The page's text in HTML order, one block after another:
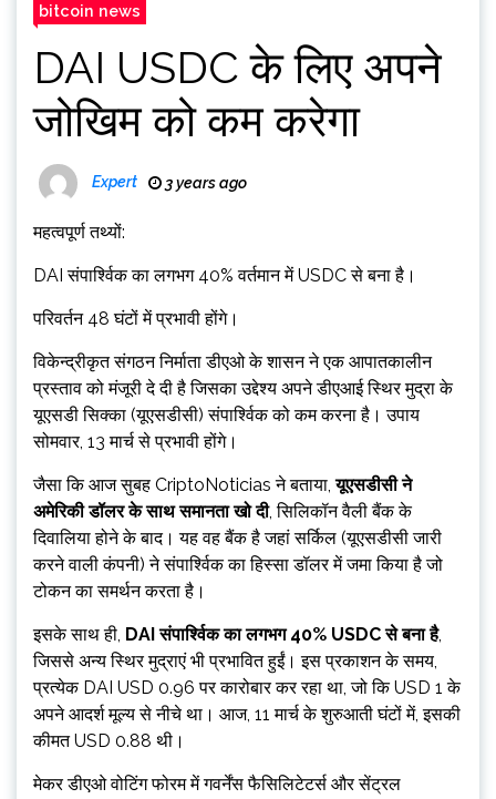
bitcoin news
DAI USDC के लिए अपने
जोखिम को कम करेगा
Expert 3 years ago
महत्वपूर्ण तथ्यों:
DAI संपार्श्विक का लगभग 40% वर्तमान में USDC से बना है।
परिवर्तन 48 घंटों में प्रभावी होंगे।
विकेन्द्रीकृत संगठन निर्माता डीएओ के शासन ने एक आपातकालीन
प्रस्ताव को मंजूरी दे दी है जिसका उद्देश्य अपने डीएआई स्थिर मुद्रा के
यूएसडी सिक्का (यूएसडीसी) संपार्श्विक को कम करना है। उपाय
सोमवार, 13 मार्च से प्रभावी होंगे।
जैसा कि आज सुबह CriptoNoticias ने बताया,यूएसडीसी ने
अमेरिकी डॉलर के साथ समानता खो दी, सिलिकॉन वैली बैंक के
दिवालिया होने के बाद। यह वह बैंक है जहां सर्किल (यूएसडीसी जारी
करने वाली कंपनी) ने संपार्श्विक का हिस्सा डॉलर में जमा किया है जो
टोकन का समर्थन करता है।
इसके साथ ही, DAI संपार्श्विक का लगभग 40% USDC से बना है,
जिससे अन्य स्थिर मुद्राएं भी प्रभावित हुईं। इस प्रकाशन के समय,
प्रत्येक DAI USD 0.96 पर कारोबार कर रहा था, जो कि USD 1 के
अपने आदर्श मूल्य से नीचे था। आज, 11 मार्च के शुरुआती घंटों में, इसकी
कीमत USD 0.88 थी।
मेकर डीएओ वोटिंग फोरम में गवर्नेंस फैसिलिटेटर्स और सेंट्रल